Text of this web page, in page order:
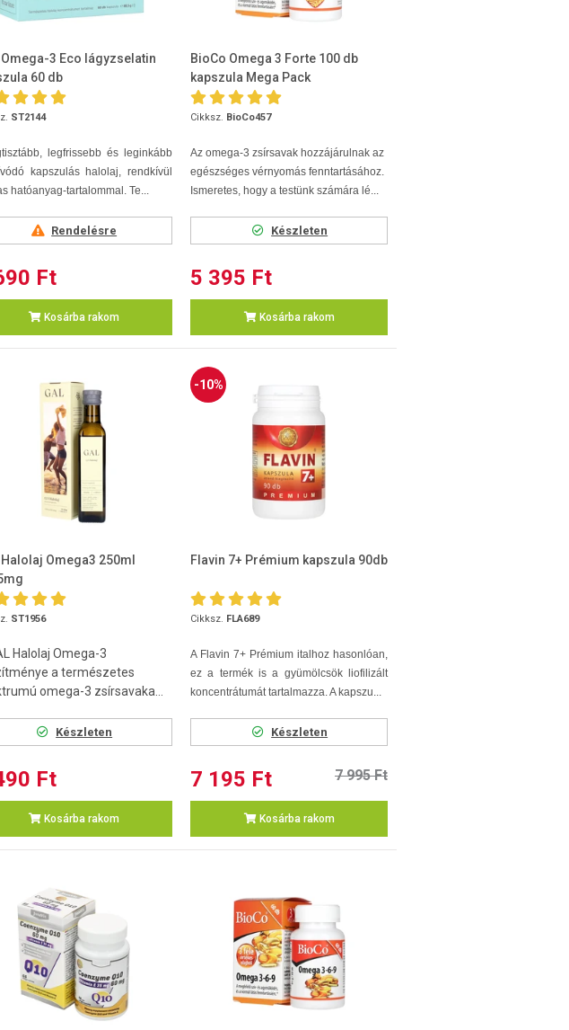
Omega-3 Eco lágyzselatin
60 db
ST2144
legfrissebb és leginkább
kapszulás halolaj, rendkívül
hatóanyag-tartalommal. Te...
Rendelésre
Ft
Kosárba rakom
BioCo Omega 3 Forte 100 db
kapszula Mega Pack
Cikksz. BioCo457
Az omega-3 zsírsavak hozzájárulnak az
egészséges vérnyomás fenntartásához.
Ismeretes, hogy a testünk számára lé...
Készleten
5 395 Ft
Kosárba rakom
Halolaj Omega3 250ml
ST1956
Halolaj Omega-3
a természetes
omega-3 zsírsavaka...
Készleten
Ft
Kosárba rakom
-10%
Flavin 7+ Prémium kapszula 90db
Cikksz. FLA689
A Flavin 7+ Prémium italhoz hasonlóan,
ez a termék is a gyümölcsök liofilizált
koncentrátumát tartalmazza. A kapszu...
Készleten
7 195 Ft 7 995 Ft
Kosárba rakom